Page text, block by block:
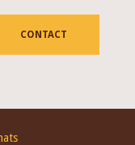
CONTACT